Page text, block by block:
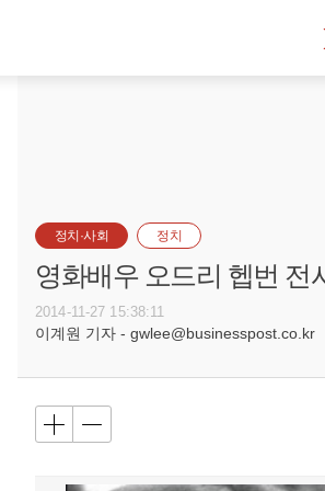
정치·사회 정치
영화배우 오드리 헵번 전
2014-11-27 15:38:11
이계원 기자 - gwlee@businesspost.co.kr